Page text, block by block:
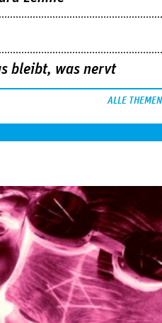
bleibt, was nervt
ALLE THEMEN